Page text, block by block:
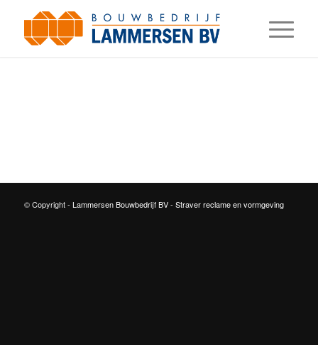
© Copyright - Lammersen Bouwbedrijf BV- Straver reclame en vormgeving